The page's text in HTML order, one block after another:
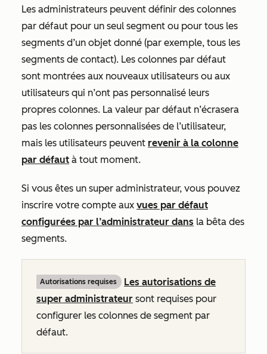
Les administrateurs peuvent définir des colonnes
par défaut pour un seul segment ou pour tous les
segments d’un objet donné (par exemple, tous les
segments de contact). Les colonnes par défaut
sont montrées aux nouveaux utilisateurs ou aux
utilisateurs qui n’ont pas personnalisé leurs
propres colonnes. La valeur par défaut n’écrasera
pas les colonnes personnalisées de l’utilisateur,
mais les utilisateurs peuvent revenir à la colonne
par défaut à tout moment.
Si vous êtes un super administrateur, vous pouvez
inscrire votre compte aux vues par défaut
configurées par l’administrateur dans la bêta des
segments.
Autorisations requises
Les autorisations de
super administrateur sont requises pour
configurer les colonnes de segment par
défaut.